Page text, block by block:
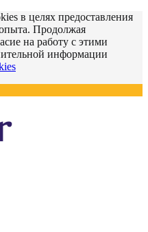
в целях предоставления
Продолжая
на работу с этими
информации